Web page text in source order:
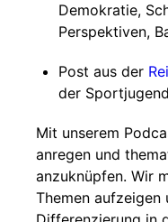
Demokratie,
Perspektiven,
Post aus der
der
Mit unserem
anregen und
anzuknüpfen. Wir
Themen